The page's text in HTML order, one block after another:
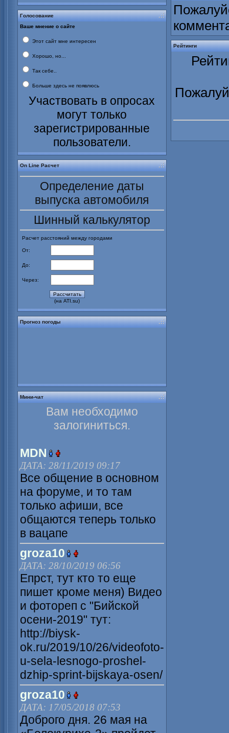
Голосование
Ваше мнение о сайте
Этот сайт мне интересен
Хорошо, но...
Так себе..
Больше здесь не появлюсь
Участвовать в опросах
могут только
зарегистрированные
пользователи.
On Line Расчет
Определение даты
выпуска автомобиля
Шинный калькулятор
Расчет расстояний между городами
От:
До:
Через:
(на ATI.su)
Прогноз погоды
Мини-чат
Вам необходимо
залогиниться.
MDN
ДАТА: 28/11/2019 09:17
Все общение в основном
на форуме, и то там
только афиши, все
общаются теперь только
в вацапе
groza10
ДАТА: 28/10/2019 06:56
Епрст, тут кто то еще
пишет кроме меня) Видео
и фотореп с "Бийской
осени-2019" тут:
http://biysk-
ok.ru/2019/10/26/videofoto-
u-sela-lesnogo-proshel-
dzhip-sprint-bijskaya-osen/
groza10
ДАТА: 17/05/2018 07:53
Доброго дня. 26 мая на
Рейтинги